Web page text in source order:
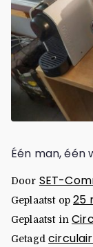
Één man, één
Door SET-
Geplaatst op25
Geplaatst in
Getagd